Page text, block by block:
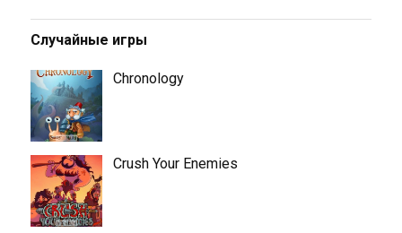
Случайные игры
Chronology
Crush Your Enemies